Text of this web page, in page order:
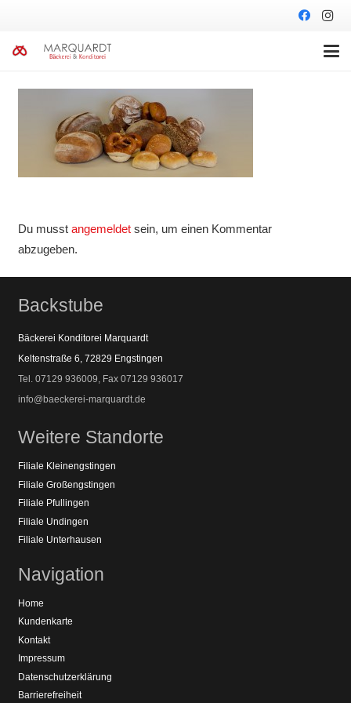
Du musst angemeldetsein, um einen Kommentar
abzugeben.
Backstube
Bäckerei Konditorei Marquardt
Keltenstraße 6, 72829 Engstingen
Tel. 07129 936009, Fax 07129 936017
info@baeckerei-marquardt.de
Weitere Standorte
Filiale Kleinengstingen
Filiale Großengstingen
Filiale Pfullingen
Filiale Undingen
Filiale Unterhausen
Navigation
Home
Kundenkarte
Kontakt
Impressum
Datenschutzerklärung
Barrierefreiheit